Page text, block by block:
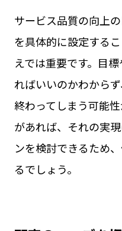
サービス品質の向上
を具体的に設定する
えでは重要です。目
ればいいのかわから
終わってしまう可能
があれば、それの実
ンを検討できるため
るでしょう。